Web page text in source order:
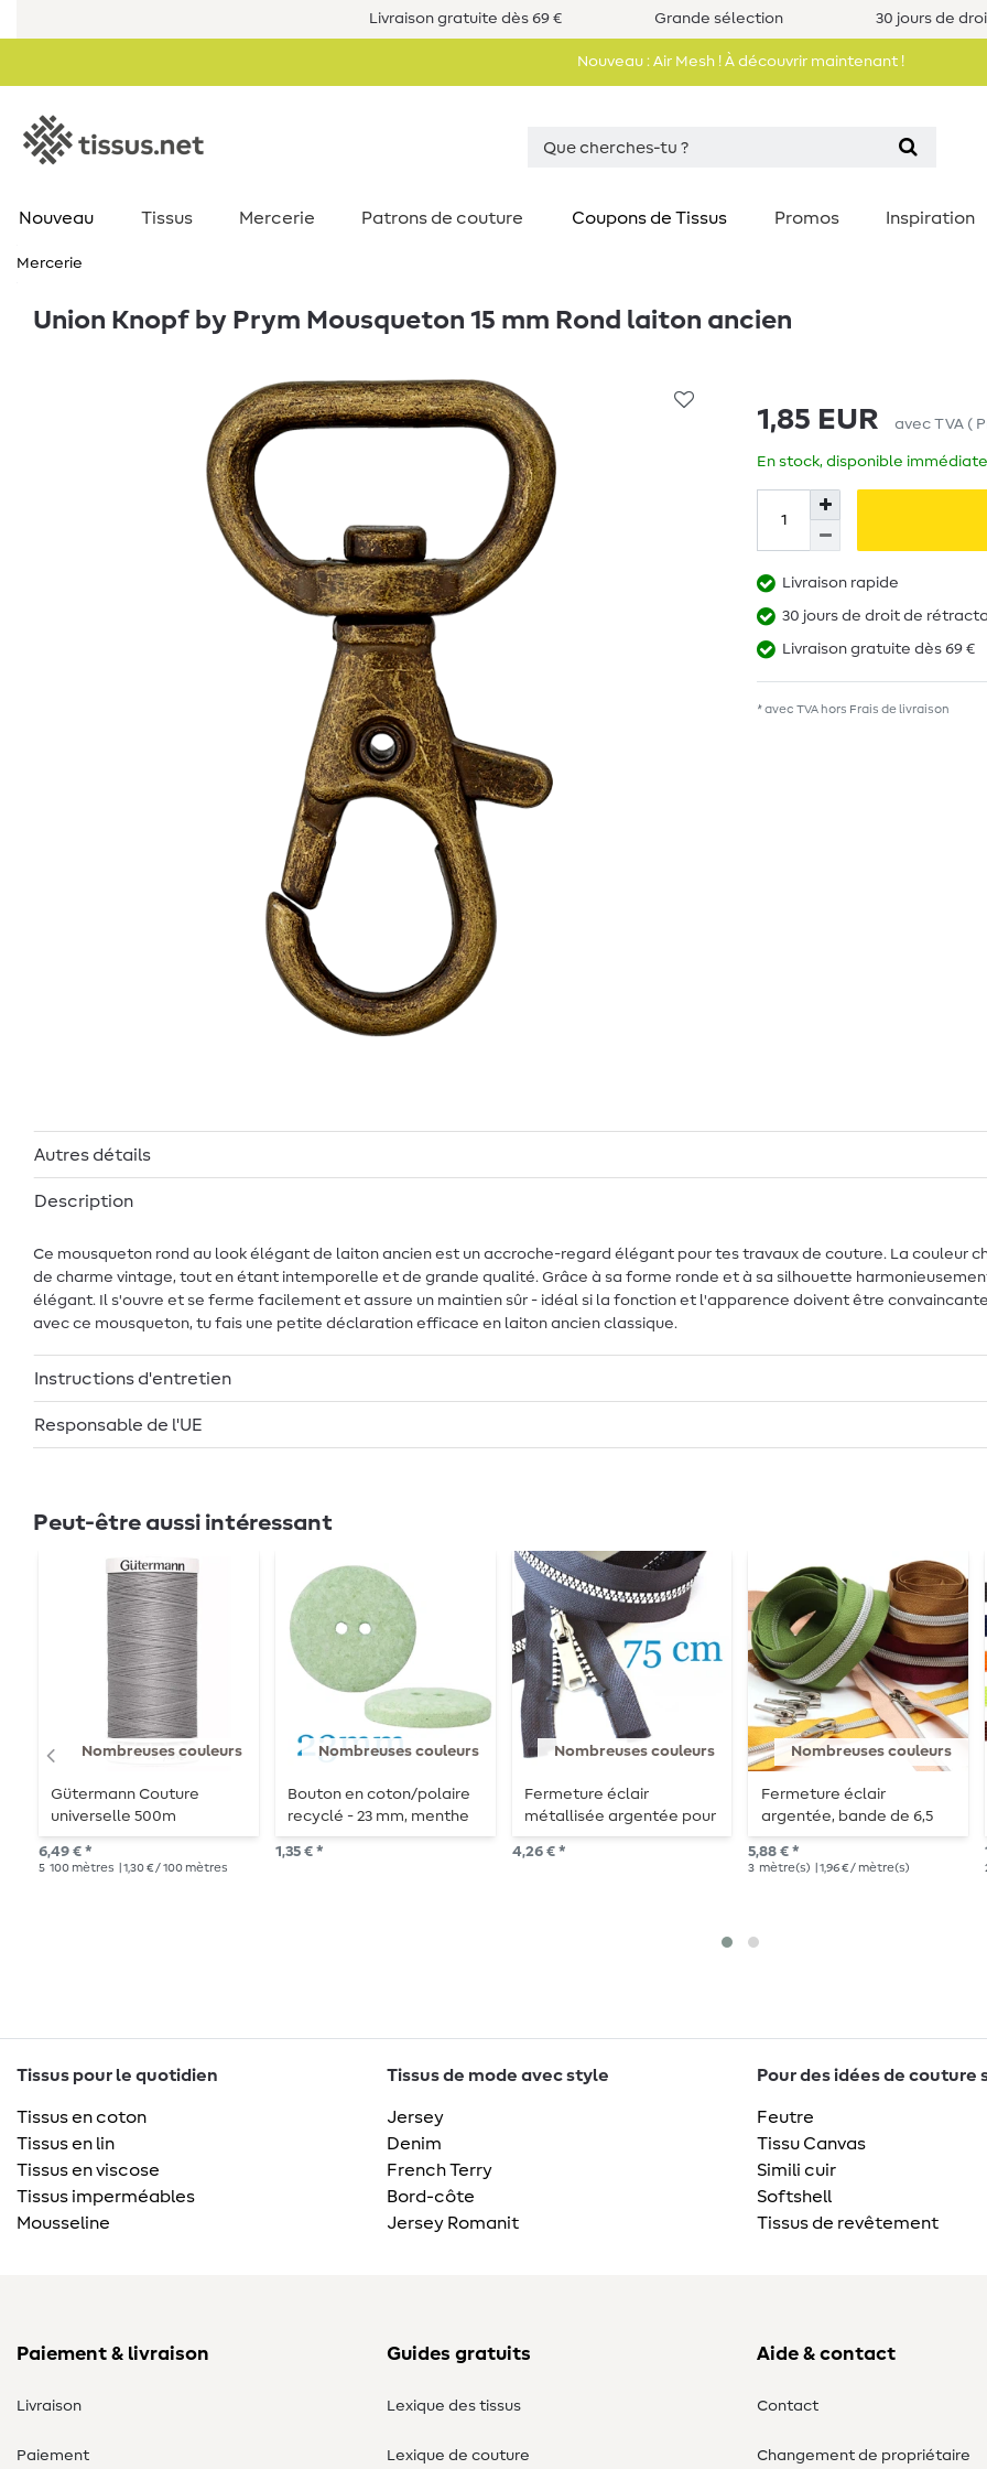
Livraison gratuite dès 69 € Grande sélection 30 jours de
Nouveau : Air Mesh ! À découvrir maintenant !
Nouveau Tissus Mercerie Patrons de couture Coupons de Tissus Promos Inspiration
Mercerie
Union Knopf by Prym Mousqueton 15 mm Rond laiton ancien
1,85 EUR avec TVA (
En stock, disponible
Livraison rapide
30 jours de droit de
Livraison gratuite dès 69 €
* avec TVA hors Frais de livraison
Autres détails
Description
Ce mousqueton rond au look élégant de laiton ancien est un accroche-regard élégant pour tes travaux de couture. La couleur
de charme vintage, tout en étant intemporelle et de grande qualité. Grâce à sa forme ronde et à sa silhouette
élégant. Il s'ouvre et se ferme facilement et assure un maintien sûr - idéal si la fonction et l'apparence doivent être
avec ce mousqueton, tu fais une petite déclaration efficace en laiton ancien classique.
Instructions d'entretien
Responsable de l'UE
Peut-être aussi intéressant
Nombreuses couleurs
Gütermann Couture
universelle 500m
6,49 € *
5 100 mètres | 1,30 € / 100 mètres
Nombreuses couleurs
Bouton en coton/polaire
recyclé - 23 mm, menthe
1,35 € *
Nombreuses couleurs
Fermeture éclair
métallisée argentée pour
veste, séparable 75 cm
4,26 € *
Nombreuses couleurs
Fermeture éclair
argentée, bande de 6,5
mm - longueur 3 m -
métallisée
5,88 € *
3 mètre(s) | 1,96 € / mètre(s)
Tissus pour le quotidien
Tissus en coton
Tissus en lin
Tissus en viscose
Tissus imperméables
Mousseline
Tissus de mode avec style
Jersey
Denim
French Terry
Bord-côte
Jersey Romanit
Pour des idées de couture
Feutre
Tissu Canvas
Simili cuir
Softshell
Tissus de revêtement
Paiement & livraison
Livraison
Paiement
Guides gratuits
Lexique des tissus
Lexique de couture
Aide & contact
Contact
Changement de propriétaire